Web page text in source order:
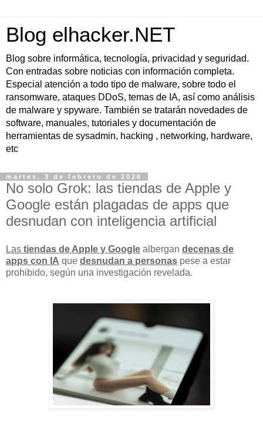
Blog elhacker.NET
Blog sobre informática, tecnología, privacidad y seguridad.
Con entradas sobre noticias con información completa.
Especial atención a todo tipo de malware, sobre todo el
ransomware, ataques DDoS, temas de IA, así como análisis
de malware y spyware. También se tratarán novedades de
software, manuales, tutoriales y documentación de
herramientas de sysadmin, hacking , networking, hardware,
etc
martes, 3 de febrero de 2026
No solo Grok: las tiendas de Apple y
Google están plagadas de apps que
desnudan con inteligencia artificial
Las tiendas de Apple y Google albergan decenas de
apps con IA que desnudan a personas pese a estar
prohibido, según una investigación revelada.